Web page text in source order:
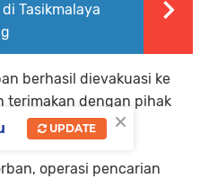
Tasikmalaya
berhasil dievakuasi ke
terimakan dengan pihak
operasi pencarian
×
UPDATE